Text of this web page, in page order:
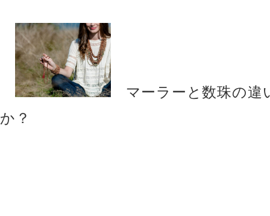
マーラーと数珠の違
か？